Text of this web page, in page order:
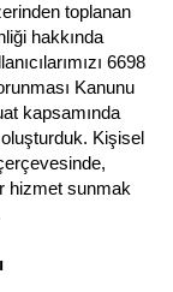
toplanan
hakkında
6698
Kanunu
kapsamında
Kişisel
hizmet sunmak